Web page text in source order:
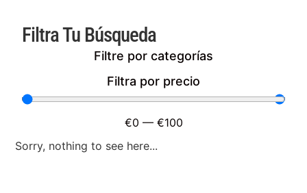
Filtra Tu Búsqueda
Filtre por categorías
Filtra por precio
€0 — €100
Sorry, nothing to see here...